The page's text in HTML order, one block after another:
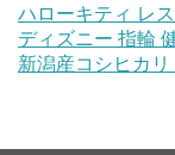
ハローキティ レ
ディズニー 指輪
新潟産コシヒカ